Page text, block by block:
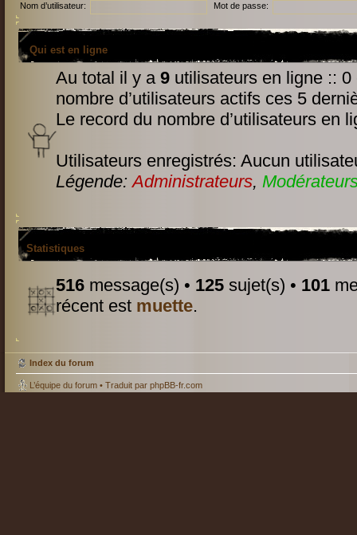
Nom d’utilisateur: Mot de passe:
Qui est en ligne
Au total il y a 9 utilisateurs en ligne ::
nombre d’utilisateurs actifs ces 5
Le record du nombre d’utilisateurs en
Utilisateurs enregistrés: Aucun
Légende:Administrateurs,
Statistiques
516 message(s) • 125 sujet(s) • 101
récent est muette.
Index du forum
L’équipe du forum • Traduit par phpBB-fr.com